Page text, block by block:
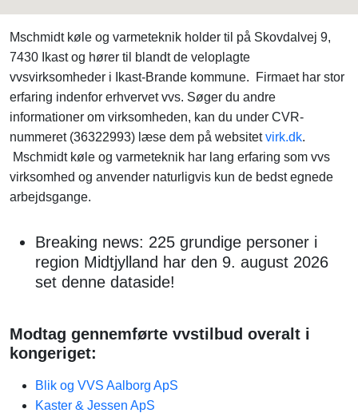
Mschmidt køle og varmeteknik holder til på Skovdalvej 9,
7430 Ikast og hører til blandt de veloplagte
vvsvirksomheder i Ikast-Brande kommune. Firmaet har stor
erfaring indenfor erhvervet vvs. Søger du andre
informationer om virksomheden, kan du under CVR-
nummeret (36322993) læse dem på websitetvirk.dk.
Mschmidt køle og varmeteknik har lang erfaring som vvs
virksomhed og anvender naturligvis kun de bedst egnede
arbejdsgange.
Breaking news: 225 grundige personer i
region Midtjylland har den 9. august 2026
set denne dataside!
Modtag gennemførte vvstilbud overalt i
kongeriget:
Blik og VVS Aalborg ApS
Kaster & Jessen ApS